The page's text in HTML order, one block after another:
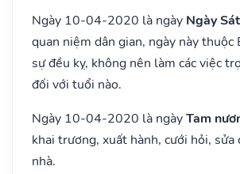
Ngày 10-04-2020 là ngày Ngày
quan niệm dân gian, ngày này thuộc
sự đều kỵ, không nên làm các việc
đối với tuổi nào.
Ngày 10-04-2020 là ngàyTam
khai trương, xuất hành, cưới hỏi, sửa
nhà.